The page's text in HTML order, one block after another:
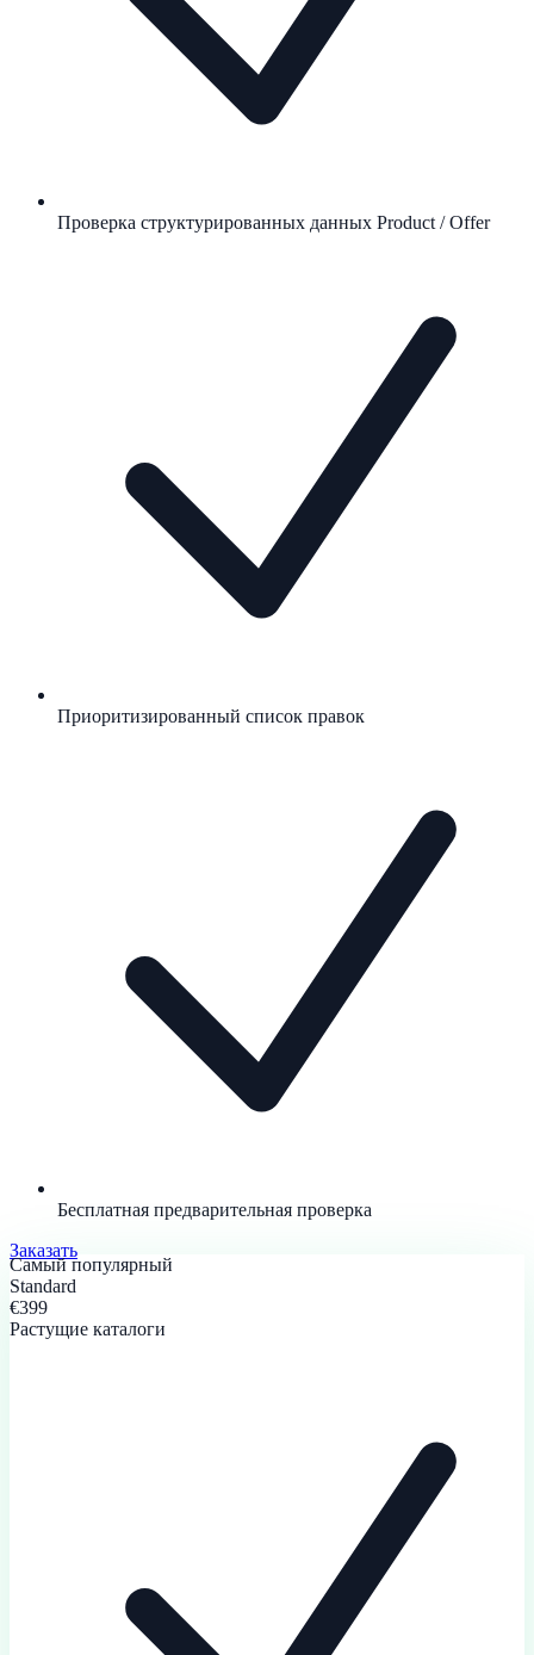
Проверка структурированных данных Product / Offer
Приоритизированный список правок
Бесплатная предварительная проверка
Заказать
Самый популярный
Standard
€399
Растущие каталоги